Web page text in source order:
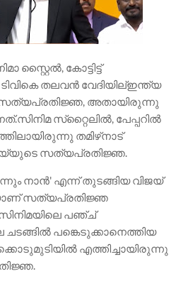
സ്റ്റൈല്‍, കോട്ടിട്ട്
തലവന്‍ വേദിയില്ഇന്ത്യ
സത്യപ്രതിജ്ഞ, അതായിരുന്നു
സ്‌റ്റൈലില്‍, പേപ്പറില്‍
തമിഴ്‌നാട്
സത്യപ്രതിജ്ഞ.
നാന്‍' എന്ന് തുടങ്ങിയ വിജയ്
സത്യപ്രതിജ്ഞ
പഞ്ച്
പങ്കെടുക്കാനെത്തിയ
എത്തിച്ചായിരുന്നു